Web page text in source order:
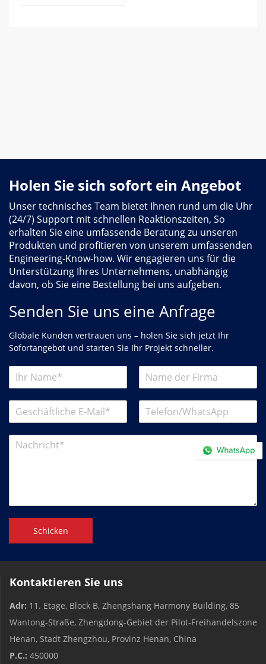
Holen Sie sich sofort ein Angebot
Unser technisches Team bietet Ihnen rund um die Uhr
(24/7) Support mit schnellen Reaktionszeiten, So
erhalten Sie eine umfassende Beratung zu unseren
Produkten und profitieren von unserem umfassenden
Engineering-Know-how. Wir engagieren uns für die
Unterstützung Ihres Unternehmens, unabhängig
davon, ob Sie eine Bestellung bei uns aufgeben.
Senden Sie uns eine Anfrage
Globale Kunden vertrauen uns – holen Sie sich jetzt Ihr
Sofortangebot und starten Sie Ihr Projekt schneller.
Schicken
Kontaktieren Sie uns
Adr: 11. Etage, Block B, Zhengshang Harmony Building, 85
Wantong-Straße, Zhengdong-Gebiet der Pilot-Freihandelszone
Henan, Stadt Zhengzhou, Provinz Henan, China
P.C.: 450000